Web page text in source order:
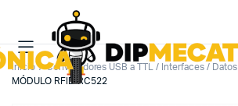
Inicio
Convertidores USB a TTL / Interfaces / Datos
MÓDULO RFID RC522